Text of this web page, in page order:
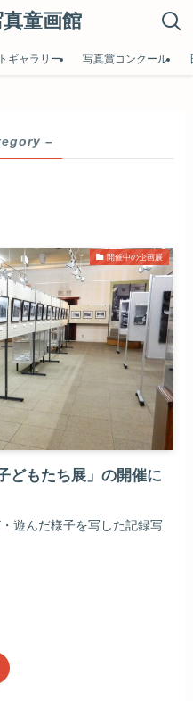
童画館
ギャラリー 写真賞コンクール
–
開催中の企画展
もたち展」の開催に
遊んだ様子を写した記録写